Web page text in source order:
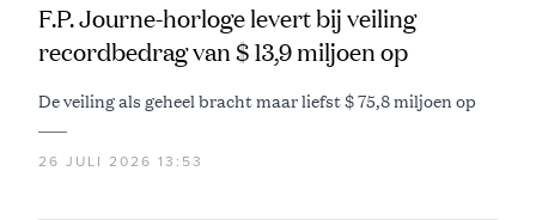
F.P. Journe-horloge levert bij veiling
recordbedrag van $ 13,9 miljoen op
De veiling als geheel bracht maar liefst $ 75,8 miljoen op
26 JULI 2026 13:53